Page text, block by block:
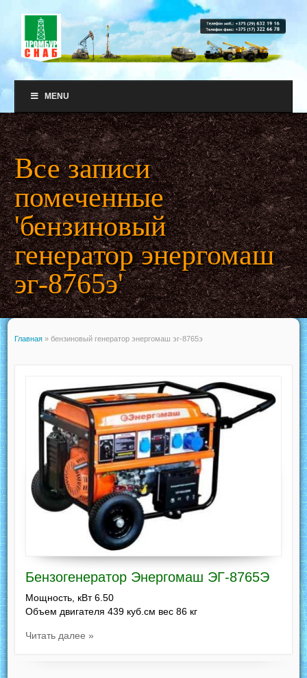
MENU
Все записи
помеченные
'бензиновый
генератор энергомаш
эг-8765э'
Главная » бензиновый генератор энергомаш эг-8765э
Бензогенератор Энергомаш ЭГ-8765Э
Мощность, кВт 6.50
Объем двигателя 439 куб.см вес 86 кг
Читать далее »